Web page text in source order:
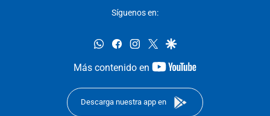
Síguenos en:
whatsappfacebookinstagram
twittergoogle
Más contenido en
youtube-
Descarga nuestra app en